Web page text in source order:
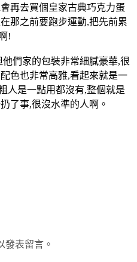
再去買個皇家古典巧克力蛋
那之前要跑步運動,把先前累
!
們家的包裝非常細膩豪華,很
色也非常高雅,看起來就是一
人是一點用都沒有,整個就是
了事,很沒水準的人啊。
發表留言。